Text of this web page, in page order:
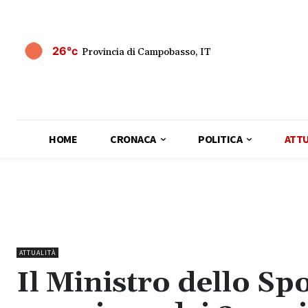
26°c Provincia di Campobasso, IT
HOME CRONACA POLITICA
ATTUALITÀ
Il Ministro dello